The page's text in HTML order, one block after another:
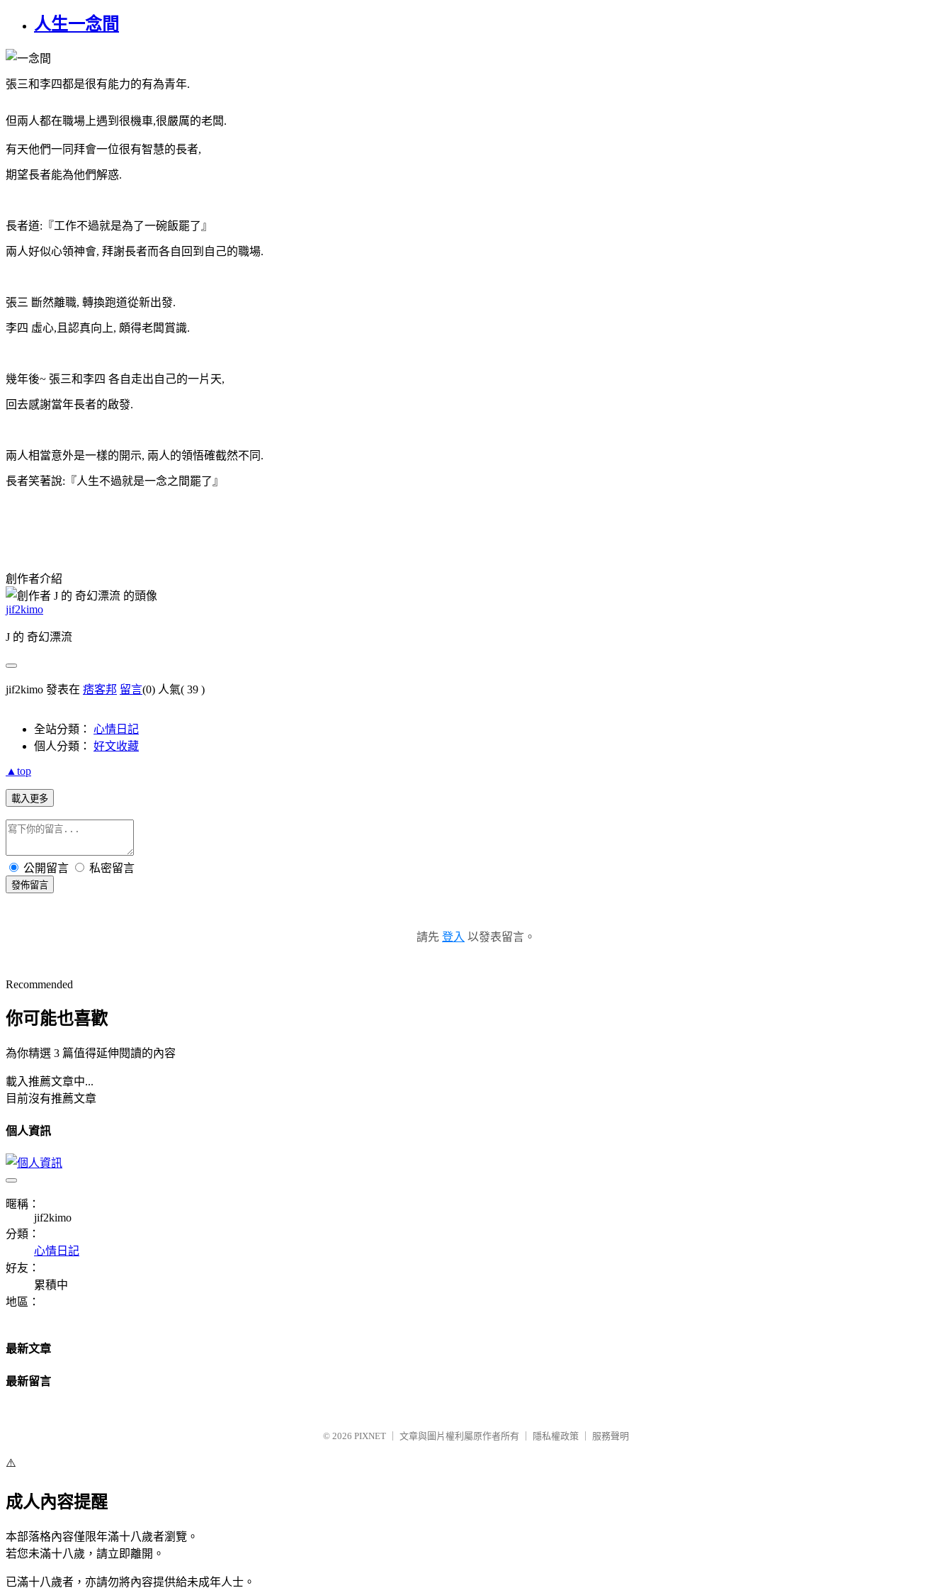
人生一念間
張三和李四都是很有能力的有為青年.
但兩人都在職場上遇到很機車,很嚴厲的老闆.
有天他們一同拜會一位很有智慧的長者,
期望長者能為他們解惑.
長者道: 『工作不過就是為了一碗飯罷了』
兩人好似心領神會, 拜謝長者而各自回到自己的職場.
張三 斷然離職, 轉換跑道從新出發.
李四 虛心, 且認真向上, 頗得老闆賞識.
幾年後~ 張三和李四 各自走出自己的一片天,
回去感謝當年長者的啟發.
兩人相當意外是一樣的開示, 兩人的領悟確截然不同 .
長者笑著說: 『人生不過就是一念之間罷了』
創作者介紹
jif2kimo
J 的 奇幻漂流
jif2kimo 發表在 痞客邦 留言(0) 人氣( 39 )
全站分類： 心情日記
個人分類： 好文收藏
▲top
載入更多
公開留言 私密留言
發佈留言
請先 登入 以發表留言。
Recommended
你可能也喜歡
為你精選 3 篇值得延伸閱讀的內容
載入推薦文章中...
目前沒有推薦文章
個人資訊
暱稱：
jif2kimo
分類：
心情日記
好友：
累積中
地區：
最新文章
最新留言
© 2026 PIXNET 文章與圖片權利屬原作者所有 隱私權政策 服務聲明
⚠️
成人內容提醒
本部落格內容僅限年滿十八歲者瀏覽。
若您未滿十八歲，請立即離開。
已滿十八歲者，亦請勿將內容提供給未成年人士。